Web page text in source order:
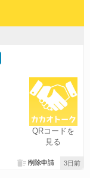
QRコードを
見る
3日前
削除申請